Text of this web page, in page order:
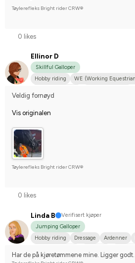
Tøylerefleks Bright rider CRW®
0 likes
Ellinor D
Skillful Galloper
Hobby riding
WE (Working
Veldig fornøyd
Vis originalen
Tøylerefleks Bright rider CRW®
0 likes
Linda B
Verifisert kjøper
Jumping Galloper
Hobby riding
Dressage Ardenner
Kallblodstravare
Norsk varmblodshäst
Har de på kjøretømmene mine. Ligger godt.